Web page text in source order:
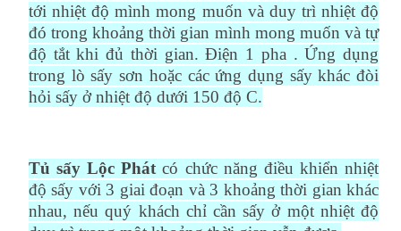
tới nhiệt độ mình mong muốn và duy trì nhiệt độ
đó trong khoảng thời gian mình mong muốn và tự
độ tắt khi đủ thời gian. Điện 1 pha . Ứng dụng
trong lò sấy sơn hoặc các ứng dụng sấy khác đòi
hỏi sấy ở nhiệt độ dưới 150 độ C.
Tủ sấy Lộc Phátcó chức năng điều khiển nhiệt
độ sấy với 3 giai đoạn và 3 khoảng thời gian khác
nhau, nếu quý khách chỉ cần sấy ở một nhiệt độ